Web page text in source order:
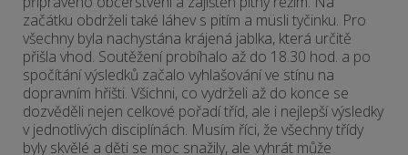
začátku obdrželi také láhev s pitím a müsli tyčinku. Pro
všechny byla nachystána krájená jablka, která určitě
přišla vhod. Soutěžení probíhalo až do 18.30 hod. a po
spočítání výsledků začalo vyhlašování ve stínu na
dopravním hřišti. Všichni, co vydrželi až do konce se
dozvěděli nejen celkové pořadí tříd, ale i nejlepší výsledky
v jednotlivých disciplínách. Musím říci, že všechny třídy
byly skvělé a děti se moc snažily, ale vyhrát může